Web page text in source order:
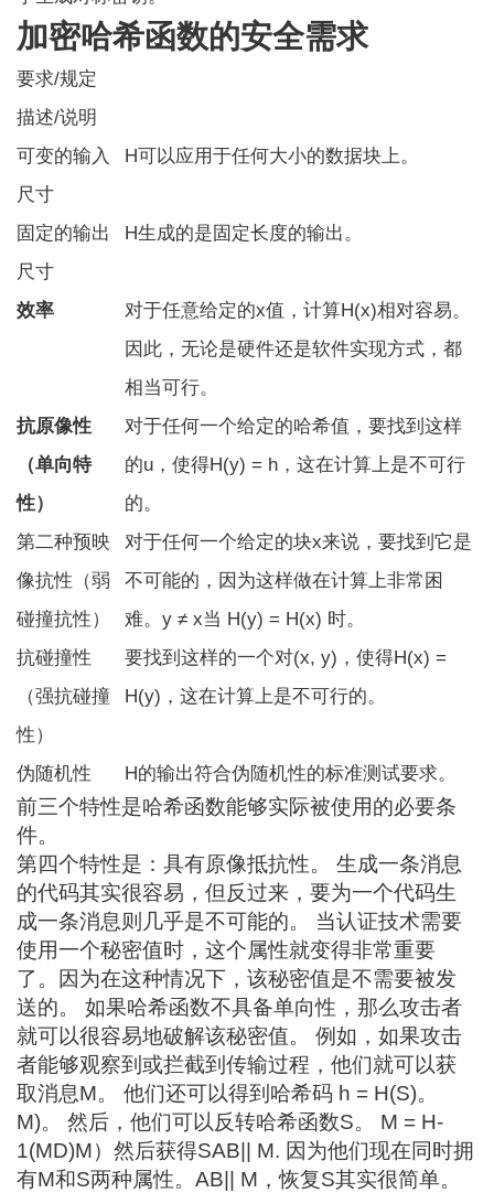
加密哈希函数的安全需求
要求/规定
描述/说明
可变的输入
尺寸
H可以应用于任何大小的数据块上。
固定的输出
尺寸
H生成的是固定长度的输出。
效率
对于任意给定的x值，计算H(x)相对容易。
因此，无论是硬件还是软件实现方式，都
相当可行。
抗原像性
（单向特
性）
对于任何一个给定的哈希值，要找到这样
的u，使得H(y) = h，这在计算上是不可行
的。
第二种预映
像抗性（弱
碰撞抗性）
对于任何一个给定的块x来说，要找到它是
不可能的，因为这样做在计算上非常困
难。y ≠ x当 H(y) = H(x) 时。
抗碰撞性
（强抗碰撞
性）
要找到这样的一个对(x, y)，使得H(x) =
H(y)，这在计算上是不可行的。
伪随机性 H的输出符合伪随机性的标准测试要求。
前三个特性是哈希函数能够实际被使用的必要条
件。
第四个特性是：具有原像抵抗性。 生成一条消息
的代码其实很容易，但反过来，要为一个代码生
成一条消息则几乎是不可能的。 当认证技术需要
使用一个秘密值时，这个属性就变得非常重要
了。因为在这种情况下，该秘密值是不需要被发
送的。 如果哈希函数不具备单向性，那么攻击者
就可以很容易地破解该秘密值。 例如，如果攻击
者能够观察到或拦截到传输过程，他们就可以获
取消息M。 他们还可以得到哈希码 h = H(S)。
M)。 然后，他们可以反转哈希函数S。 M = H-
1(MD)M）然后获得SAB || M. 因为他们现在同时拥
有M和S两种属性。AB || M，恢复S其实很简单。